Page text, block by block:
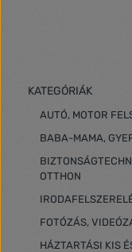
KATEGÓRIÁK
AUTÓ, MOTOR
BABA-MAMA,
OTTHON
FOTÓZÁS,
HÁZTARTÁSI KIS